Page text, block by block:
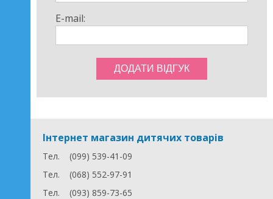
E-mail:
Інтернет магазин дитячих товарів
Тел.
(099) 539-41-09
Тел.
(068) 552-97-91
Тел.
(093) 859-73-65